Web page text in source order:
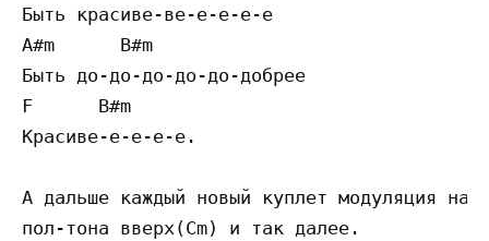
Быть красиве-ве-е-е-е-е
A#m      B#m
Быть до-до-до-до-до-добрее
F      B#m
Красиве-е-е-е-е.
А дальше каждый новый куплет модуляция на
пол-тона вверх(Cm) и так далее.